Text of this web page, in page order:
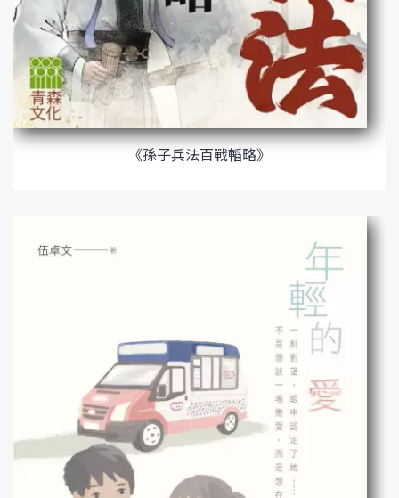
《孫子兵法百戰轁略》